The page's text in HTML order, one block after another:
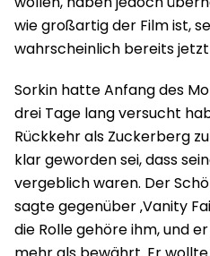
wie großartig der Film ist,
wahrscheinlich bereits jetzt
Sorkin hatte Anfang des
drei Tage lang versucht
Rückkehr als Zuckerberg
klar geworden sei, dass
vergeblich waren. Der
sagte gegenüber ‚Vanity
die Rolle gehöre ihm, und